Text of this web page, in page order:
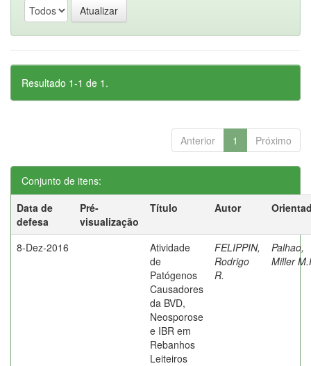
Resultado 1-1 de 1.
Anterior 1 Próximo
Conjunto de itens:
Data de
defesa
Pré-
visualização
Título Autor
8-Dez-2016
Atividade
de
Patógenos
Causadores
da BVD,
Neosporose
e IBR em
Rebanhos
Leiteiros
FELIPPIN,
Rodrigo
R.
Palhao,
Miller